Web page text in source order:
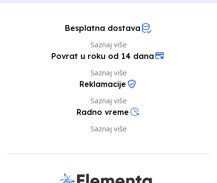
Besplatna dostava
Saznaj više
Povrat u roku od 14 dana
Saznaj više
Reklamacije
Saznaj više
Radno vreme
Saznaj više